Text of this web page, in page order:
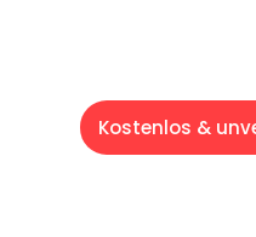
Kostenlos &